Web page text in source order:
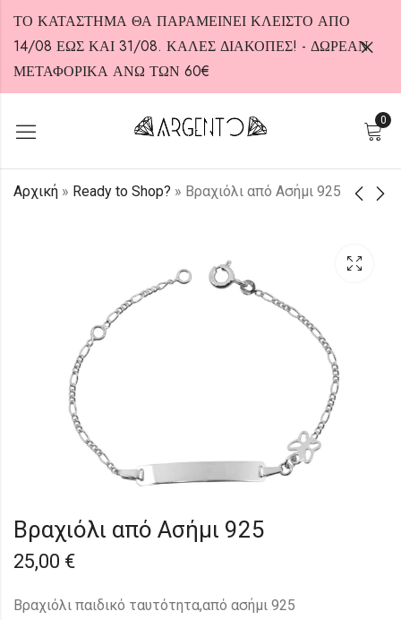
ΤΟ ΚΑΤΑΣΤΗΜΑ ΘΑ ΠΑΡΑΜΕΙΝΕΙ ΚΛΕΙΣΤΟ ΑΠΟ
14/08 ΕΩΣ ΚΑΙ 31/08. ΚΑΛΕΣ ΔΙΑΚΟΠΕΣ! - ΔΩΡΕΑΝ
ΜΕΤΑΦΟΡΙΚΑ ΑΝΩ ΤΩΝ 60€
0
Αρχική » Ready to Shop? » Βραχιόλι από Ασήμι 925
25,0025,00
Βραχιόλι από Ασήμι 925
25,00 €
Bραχιόλι παιδικό ταυτότητα,από ασήμι 925